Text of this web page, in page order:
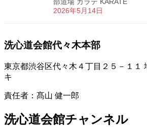
部道場 カラテ KARATE
2026年5月14日
洗心道会館代々木本部
東京都渋谷区代々木４丁目２５－１１
キ
責任者：髙山 健一郎
洗心道会館チャンネル